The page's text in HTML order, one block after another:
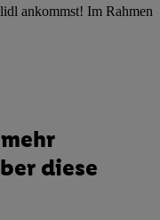
ankommst! Im Rahmen
diese